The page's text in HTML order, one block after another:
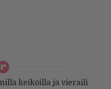
keikoilla ja vieraili